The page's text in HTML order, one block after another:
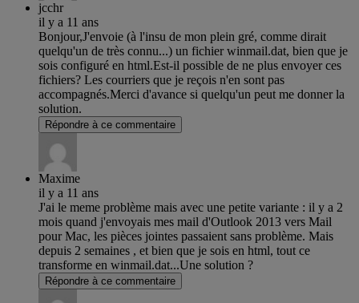
jcchr
il y a 11 ans
Bonjour,J'envoie (à l'insu de mon plein gré, comme dirait
quelqu'un de très connu...) un fichier winmail.dat, bien que je
sois configuré en html.Est-il possible de ne plus envoyer ces
fichiers? Les courriers que je reçois n'en sont pas
accompagnés.Merci d'avance si quelqu'un peut me donner la
solution.
Répondre à ce commentaire
Maxime
il y a 11 ans
J'ai le meme problème mais avec une petite variante : il y a 2
mois quand j'envoyais mes mail d'Outlook 2013 vers Mail
pour Mac, les pièces jointes passaient sans problème. Mais
depuis 2 semaines , et bien que je sois en html, tout ce
transforme en winmail.dat...Une solution ?
Répondre à ce commentaire